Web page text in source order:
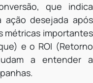
que indica
ação desejada após
métricas importantes
e o ROI (Retorno
a entender a